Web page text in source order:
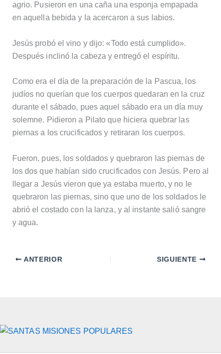
agrio. Pusieron en una caña una esponja empapada
en aquella bebida y la acercaron a sus labios.
Jesús probó el vino y dijo: «Todo está cumplido».
Después inclinó la cabeza y entregó el espíritu.
Como era el día de la preparación de la Pascua, los
judíos no querían que los cuerpos quedaran en la cruz
durante el sábado, pues aquel sábado era un día muy
solemne. Pidieron a Pilato que hiciera quebrar las
piernas a los crucificados y retiraran los cuerpos.
Fueron, pues, los soldados y quebraron las piernas de
los dos que habían sido crucificados con Jesús. Pero al
llegar a Jesús vieron que ya estaba muerto, y no le
quebraron las piernas, sino que uno de los soldados le
abrió el costado con la lanza, y al instante salió sangre
y agua.
ANTERIOR SIGUIENTE